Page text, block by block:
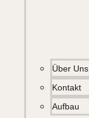
Über Uns
Kontakt
Aufbau